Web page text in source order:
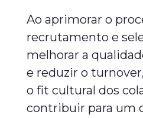
Ao aprimorar o
recrutamento e
melhorar a
e reduzir o
o fit cultural dos
contribuir para um